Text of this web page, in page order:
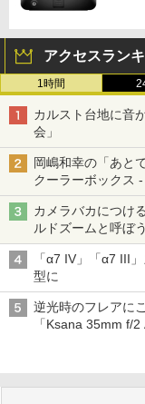
アクセスラン
1時間
カルスト台地に音
会」
岡嶋和幸の「あと
クーラーボックス
カメラバカにつけ
ルドズームと呼ぼう
「α7 IV」「α7 III
型に
逆光時のフレアに
「Ksana 35mm f/